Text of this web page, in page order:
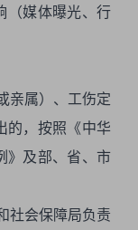
（媒体曝光、行
亲属）、工伤定
的，按照《中华
》及部、省、市
社会保障局负责